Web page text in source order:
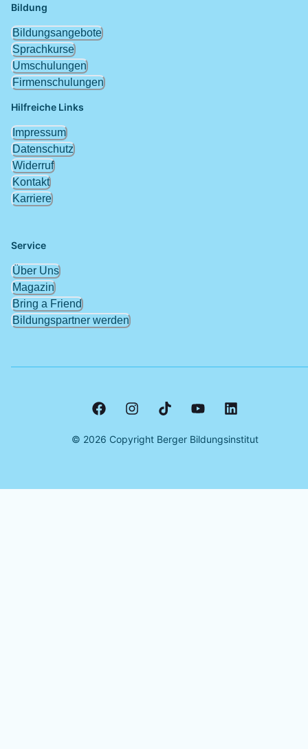
Hilfreiche Links
Impressum
Datenschutz
Widerruf
Kontakt
Karriere
Service
Über Uns
Magazin
Bring a Friend
Bildungspartner werden
Bildung
Bildungsangebote
Sprachkurse
Umschulungen
Firmenschulungen
© 2026 Copyright Berger Bildungsinstitut